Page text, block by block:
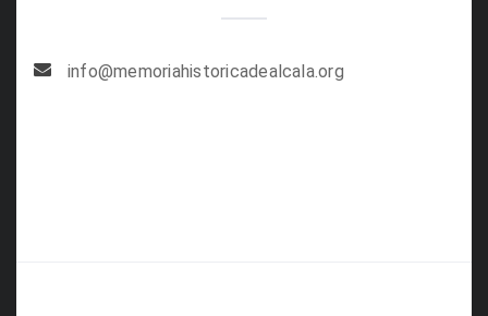
info@memoriahistoricadealcala.org